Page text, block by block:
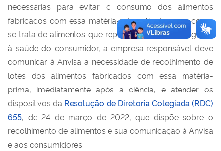
necessárias para evitar o consumo dos alimentos
fabricados com essa matéria-prima. Neste caso, como
se trata de alimentos que representam risco ou agravo
à saúde do consumidor, a empresa responsável deve
comunicar à Anvisa a necessidade de recolhimento de
lotes dos alimentos fabricados com essa matéria-
prima, imediatamente após a ciência, e atender os
dispositivos da Resolução de Diretoria Colegiada (RDC)
655, de 24 de março de 2022, que dispõe sobre o
recolhimento de alimentos e sua comunicação à Anvisa
e aos consumidores.